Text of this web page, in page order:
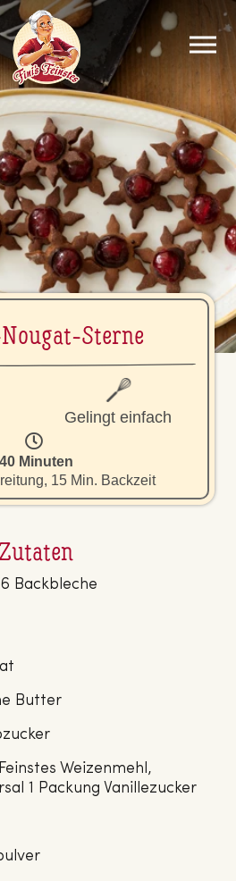
Sterne
Gelingt einfach
40 Minuten
15 Min. Backzeit
Zutaten
Backbleche
Butter
Feinstes Weizenmehl,
1 Packung Vanillezucker